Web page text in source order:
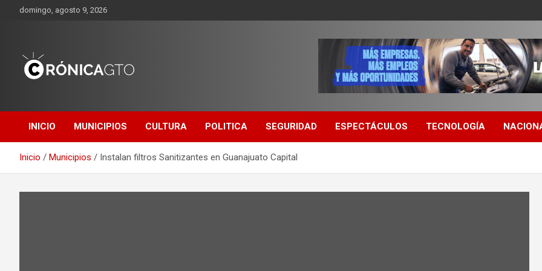
domingo, agosto 9, 2026
GUANAJUATO
INICIO MUNICIPIOS CULTURA POLITICA SEGURIDAD ESPECTÁCULOS TECNOLOGÍA
Inicio Municipios Instalan filtros Sanitizantes en Guanajuato Capital